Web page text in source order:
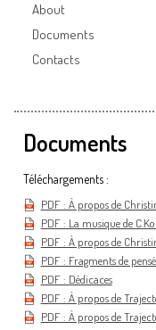
About
Documents
Contacts
Documents
Téléchargements :
PDF : À propos de
PDF : La musique de
PDF : À propos de
PDF : Fragments de
PDF : Dédicaces
PDF : À propos de
PDF : À propos de